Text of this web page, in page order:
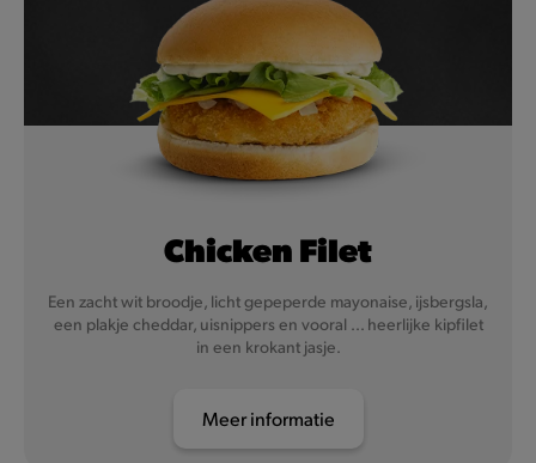
Chicken Filet
Een zacht wit broodje, licht gepeperde mayonaise, ijsbergsla,
een plakje cheddar, uisnippers en vooral ... heerlijke kipfilet
in een krokant jasje.
Meer informatie